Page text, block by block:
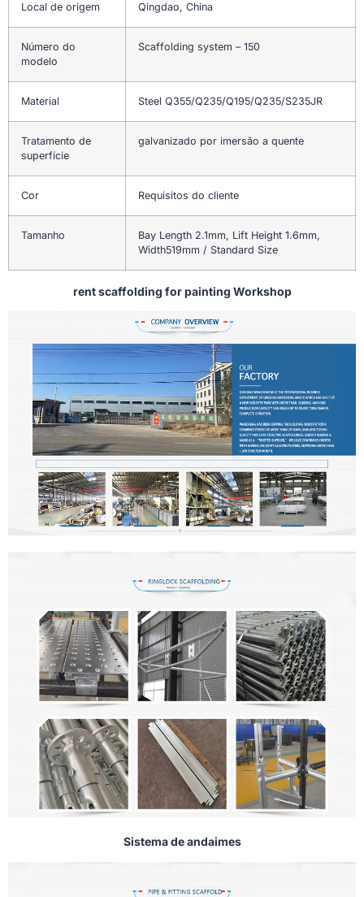
Local de origem Qingdao, China
Número do
modelo
Scaffolding system – 150
Material Steel Q355/Q235/Q195/Q235/S235JR
Tratamento de
superfície
galvanizado por imersão a quente
Cor Requisitos do cliente
Tamanho
Bay Length 2.1mm, Lift Height 1.6mm,
Width519mm / Standard Size
rent scaffolding for painting Workshop
Sistema de andaimes